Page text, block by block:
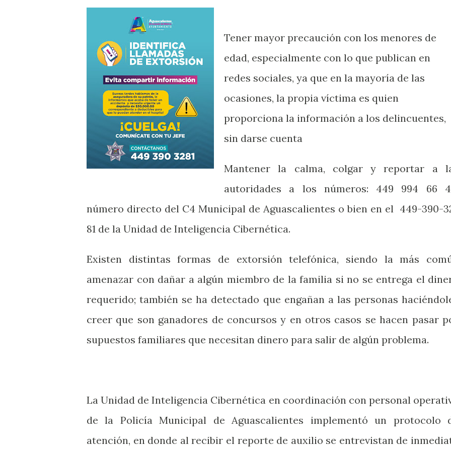
Tener mayor precaución con los menores de
edad, especialmente con lo que publican en
redes sociales, ya que en la mayoría de las
ocasiones, la propia víctima es quien
proporciona la información a los delincuentes,
sin darse cuenta
Mantener la calma, colgar y reportar a
autoridades a los números: 449 994 66
número directo del C4 Municipal de Aguascalientes o bien en el 449-390-
81 de la Unidad de Inteligencia Cibernética.
Existen distintas formas de extorsión telefónica, siendo la más
amenazar con dañar a algún miembro de la familia si no se entrega el
requerido; también se ha detectado que engañan a las personas
creer que son ganadores de concursos y en otros casos se hacen pasar
supuestos familiares que necesitan dinero para salir de algún problema.
La Unidad de Inteligencia Cibernética en coordinación con personal
de la Policía Municipal de Aguascalientes implementó un protocolo
atención, en donde al recibir el reporte de auxilio se entrevistan de